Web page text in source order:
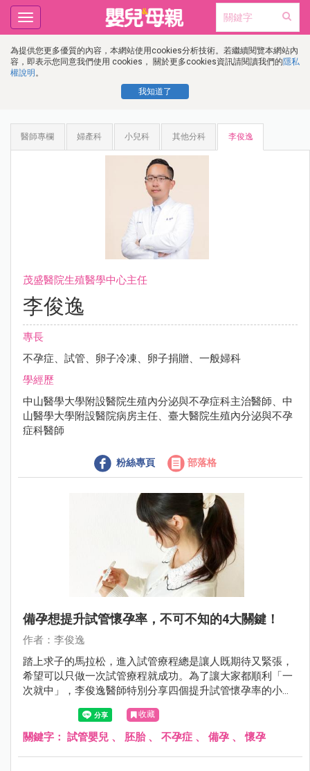
為提供您更多優質的內容，本網站使用cookies分析技術。若繼續閱覽本網站內
容，即表示您同意我們使用 cookies， 關於更多cookies資訊請閱讀我們的隱私
權說明 。
我知道了
Toggle
navigation
醫師專欄 婦產科 小兒科 其他分科 李俊逸
茂盛醫院生殖醫學中心主任
李俊逸
專長
不孕症、試管、卵子冷凍、卵子捐贈、一般婦科
學經歷
中山醫學大學附設醫院生殖內分泌與不孕症科主治醫師、中
山醫學大學附設醫院病房主任、臺大醫院生殖內分泌與不孕
症科醫師
粉絲專頁 部落格
備孕想提升試管懷孕率，不可不知的4大關鍵！
作者：李俊逸
踏上求子的馬拉松，進入試管療程總是讓人既期待又緊張，
希望可以只做一次試管療程就成功。為了讓大家都順利「一
次就中」，李俊逸醫師特別分享四個提升試管懷孕率的小秘
訣，一起來看看吧～
收藏
關鍵字： 試管嬰兒 、 胚胎、 不孕症 、 備孕 、懷孕